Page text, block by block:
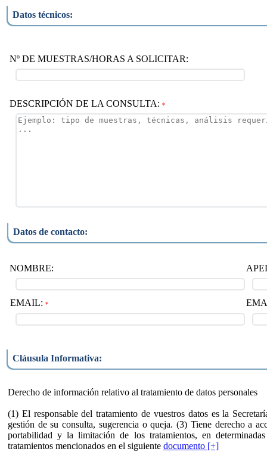
Datos técnicos:
Nº DE MUESTRAS/HORAS A SOLICITAR:
DESCRIPCIÓN DE LA CONSULTA: *
Datos de contacto:
NOMBRE:
EMAIL: *
Cláusula Informativa:
Derecho de información relativo al tratamiento de datos personales
(1) El responsable del tratamiento de vuestros datos es la
gestión de su consulta, sugerencia o queja. (3) Tiene derecho a
portabilidad y la limitación de los tratamientos, en
tratamientos mencionados en el siguiente documento [+]